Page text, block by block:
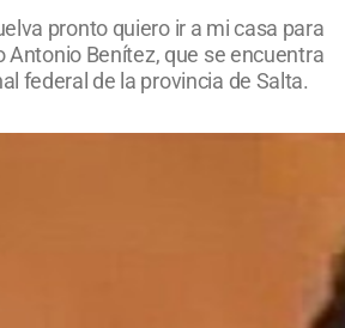
pronto quiero ir a mi casa para
Antonio Benítez, que se encuentra
federal de la provincia de Salta.